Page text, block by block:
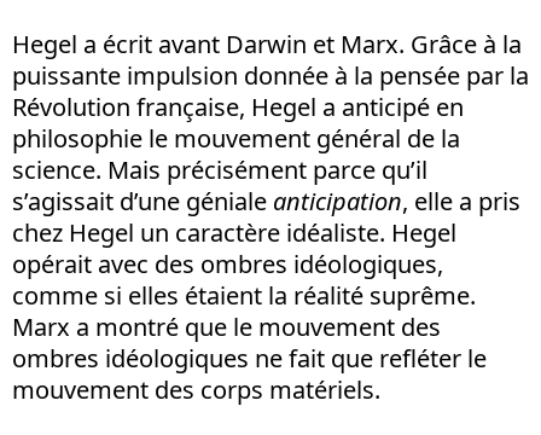
Hegel a écrit avant Darwin et Marx. Grâce à la
puissante impulsion donnée à la pensée par la
Révolution française, Hegel a anticipé en
philosophie le mouvement général de la
science. Mais précisément parce qu’il
s’agissait d’une géniale anticipation, elle a pris
chez Hegel un caractère idéaliste. Hegel
opérait avec des ombres idéologiques,
comme si elles étaient la réalité suprême.
Marx a montré que le mouvement des
ombres idéologiques ne fait que refléter le
mouvement des corps matériels.